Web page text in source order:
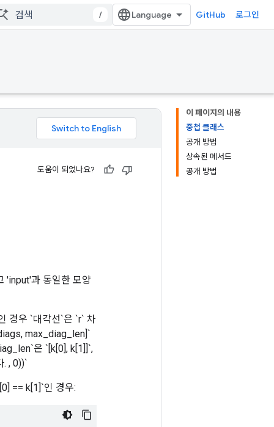
/ GitHub 로그인
이 페이지의 내용
중첩 클래스
공개 방법
상속된 메서드
공개 방법
도움이 되었나요?
'input'과 동일한 모양
경우 `대각선`은 `r` 차
max_diag_len]`
은 `[k[0], k[1]]`,
, 0))`
== k[1]`인 경우: